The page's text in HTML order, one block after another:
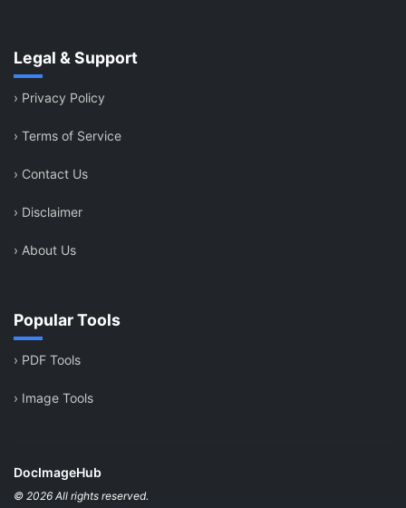
Legal & Support
› Privacy Policy
› Terms of Service
› Contact Us
› Disclaimer
› About Us
Popular Tools
› PDF Tools
› Image Tools
DocImageHub
© 2026 All rights reserved.